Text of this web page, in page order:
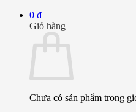
0 ₫
Giỏ hàng
Chưa có sản phẩm trong